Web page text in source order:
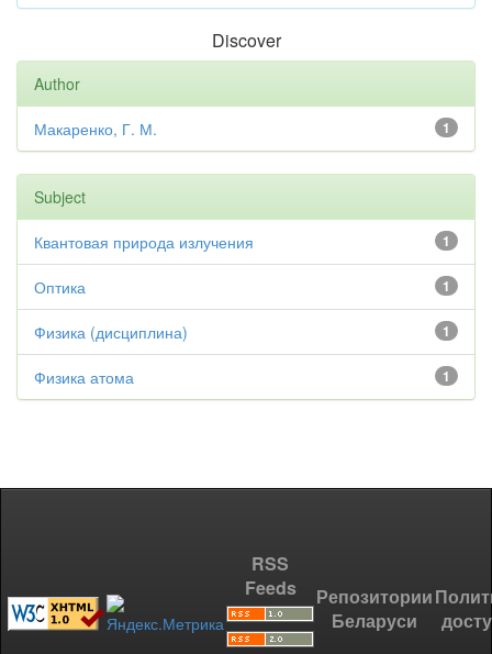
Discover
Author
1
Макаренко, Г. М.
Subject
1
Квантовая природа излучения
1
Оптика
1
Физика (дисциплина)
1
Физика атома
RSS
Feeds
Репозитории
Беларуси